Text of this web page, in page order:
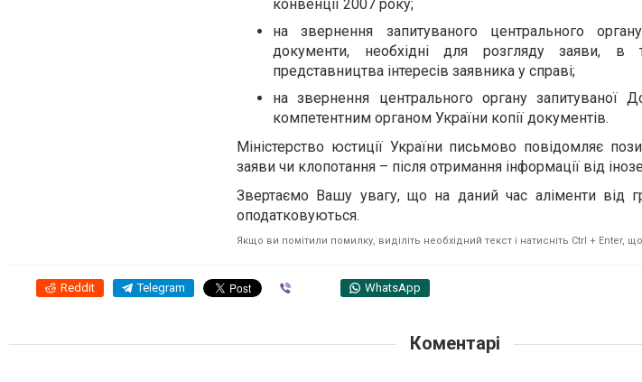
конвенції 2007 року;
на звернення запитуваного центрального
документи, необхідні для розгляду заяви, в
представництва інтересів заявника у справі;
на звернення центрального органу запитуваної
компетентним органом України копії документів.
Міністерство юстиції України письмово повідомляє
заяви чи клопотання – після отримання інформації від
Звертаємо Вашу увагу, що на даний час аліменти від
оподатковуються.
Якщо ви помітили помилку, виділіть необхідний текст і натисніть Ctrl + Enter,
Reddit Telegram WhatsApp
Коментарі